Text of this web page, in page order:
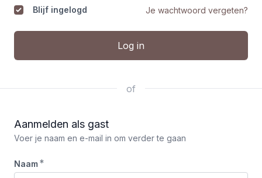
Blijf ingelogd Je wachtwoord vergeten?
Log in
of
Aanmelden als gast
Voer je naam en e-mail in om verder te gaan
Naam*